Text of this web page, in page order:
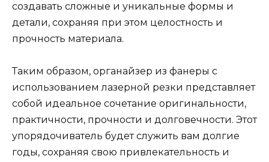
создавать сложные и уникальные формы и
детали, сохраняя при этом целостность и
прочность материала.
Таким образом, органайзер из фанеры с
использованием лазерной резки представляет
собой идеальное сочетание оригинальности,
практичности, прочности и долговечности. Этот
упорядочиватель будет служить вам долгие
годы, сохраняя свою привлекательность и